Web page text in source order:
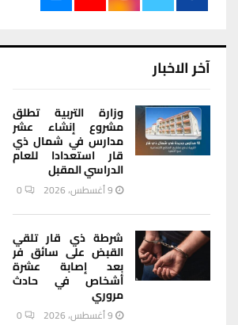
آخر الاخبار
وزارة التربية تطلق
مشروع إنشاء عشر
مدارس في شمال ذي
قار استعدادا للعام
الدراسي المقبل
9 أغسطس، 2026 0
شرطة ذي قار تلقي
القبض على سائق فر
بعد إصابة عشرة
أشخاص في حادث
مروري
9 أغسطس، 2026 0